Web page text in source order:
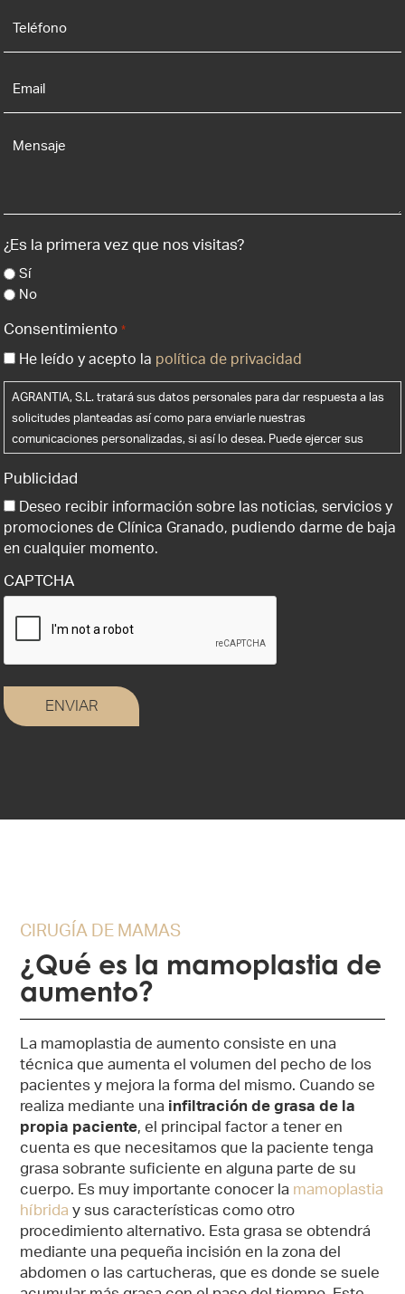
¿Es la primera vez que nos visitas?
Sí
No
Consentimiento *
He leído y acepto la política de privacidad
AGRANTIA, S.L. tratará sus datos personales para dar respuesta a las
solicitudes planteadas así como para enviarle nuestras
comunicaciones personalizadas, si así lo desea. Puede ejercer sus
datos, de limitación y oposición a su tratamiento, así como a no ser
objeto de decisiones basadas únicamente en el tratamiento
automatizado de sus datos, cuando procedan, en la dirección de
correo electrónico info@clinicagranadotiagonce.com . Le
proporcionarnos sus datos personales.
Publicidad
Deseo recibir información sobre las noticias, servicios y
promociones de Clínica Granado, pudiendo darme de baja
en cualquier momento.
CAPTCHA
CIRUGÍA DE MAMAS
¿Qué es la mamoplastia de
aumento?
La mamoplastia de aumento consiste en una
técnica que aumenta el volumen del pecho de los
pacientes y mejora la forma del mismo. Cuando se
realiza mediante una infiltración de grasa de la
propia paciente, el principal factor a tener en
cuenta es que necesitamos que la paciente tenga
grasa sobrante suficiente en alguna parte de su
cuerpo. Es muy importante conocer la mamoplastia
híbrida y sus características como otro
procedimiento alternativo. Esta grasa se obtendrá
mediante una pequeña incisión en la zona del
abdomen o las cartucheras, que es donde se suele